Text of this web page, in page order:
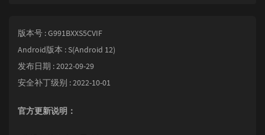
版本号 : G991BXXS5CVIF
Android版本 : S(Android 12)
发布日期 : 2022-09-29
安全补丁级别 : 2022-10-01
官方更新说明：